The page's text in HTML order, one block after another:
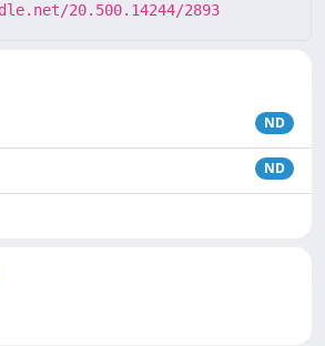
20.500.14244/2893
ND
ND